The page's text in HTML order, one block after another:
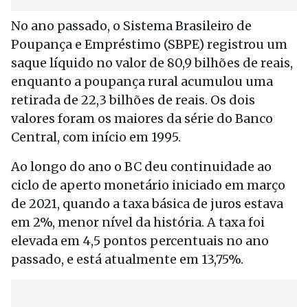
No ano passado, o Sistema Brasileiro de
Poupança e Empréstimo (SBPE) registrou um
saque líquido no valor de 80,9 bilhões de reais,
enquanto a poupança rural acumulou uma
retirada de 22,3 bilhões de reais. Os dois
valores foram os maiores da série do Banco
Central, com início em 1995.
Ao longo do ano o BC deu continuidade ao
ciclo de aperto monetário iniciado em março
de 2021, quando a taxa básica de juros estava
em 2%, menor nível da história. A taxa foi
elevada em 4,5 pontos percentuais no ano
passado, e está atualmente em 13,75%.